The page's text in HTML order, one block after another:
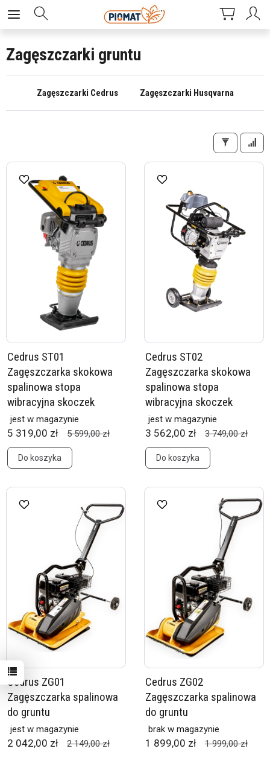
Zagęszczarki gruntu
Zagęszczarki Cedrus Zagęszczarki Husqvarna
Cedrus ST01
Zagęszczarka skokowa
spalinowa stopa
wibracyjna skoczek
jest w magazynie
5 319,00 zł 5 599,00 zł
Do koszyka
Cedrus ST02
Zagęszczarka skokowa
spalinowa stopa
wibracyjna skoczek
jest w magazynie
3 562,00 zł 3 749,00 zł
Do koszyka
Cedrus ZG01
Zagęszczarka spalinowa
do gruntu
jest w magazynie
2 042,00 zł 2 149,00 zł
Cedrus ZG02
Zagęszczarka spalinowa
do gruntu
brak w magazynie
1 899,00 zł 1 999,00 zł